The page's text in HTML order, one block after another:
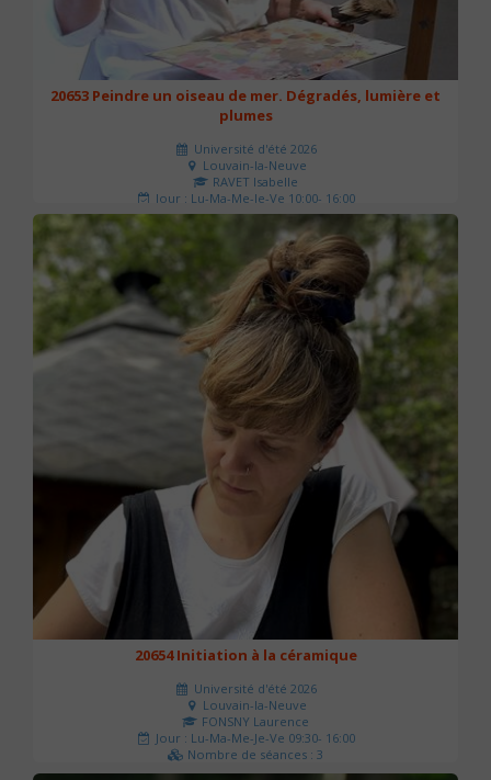
20653 Peindre un oiseau de mer. Dégradés, lumière et
plumes
Université d'été 2026
Louvain-la-Neuve
RAVET Isabelle
Jour : Lu-Ma-Me-Je-Ve 10:00- 16:00
Nombre de séances : 2
20654 Initiation à la céramique
Université d'été 2026
Louvain-la-Neuve
FONSNY Laurence
Jour : Lu-Ma-Me-Je-Ve 09:30- 16:00
Nombre de séances : 3
190 €